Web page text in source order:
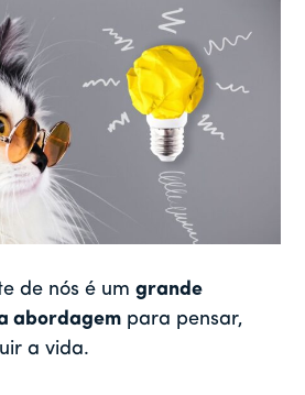
de nós é umgrande
abordagem para pensar,
a vida.